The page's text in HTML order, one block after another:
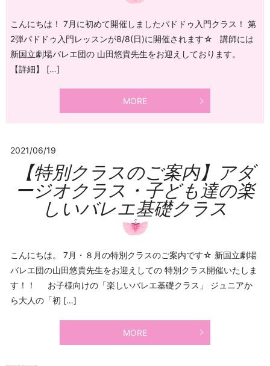
こんにちは！ 7月に初めて開催しましたパドドゥ入門クラス！ 第
2弾パドドゥ入門レッスンが8/8(日)に開催されます☆ 講師には
新国立劇場バレエ団の 山田悠貴先生をお迎えしております。
【詳細】 […]
MORE
2021/06/19
【特別クラスのご案内】アダ
ージオクラス・子ども達の楽
しいバレエ基礎クラス
こんにちは。 7月・８月の特別クラスのご案内です☆ 新国立劇場
バレエ団の山田悠貴先生をお迎えしての 特別クラス開催いたしま
す！！ お子様向けの「楽しいバレエ基礎クラス」 ジュニアか
ら大人の「初 […]
MORE